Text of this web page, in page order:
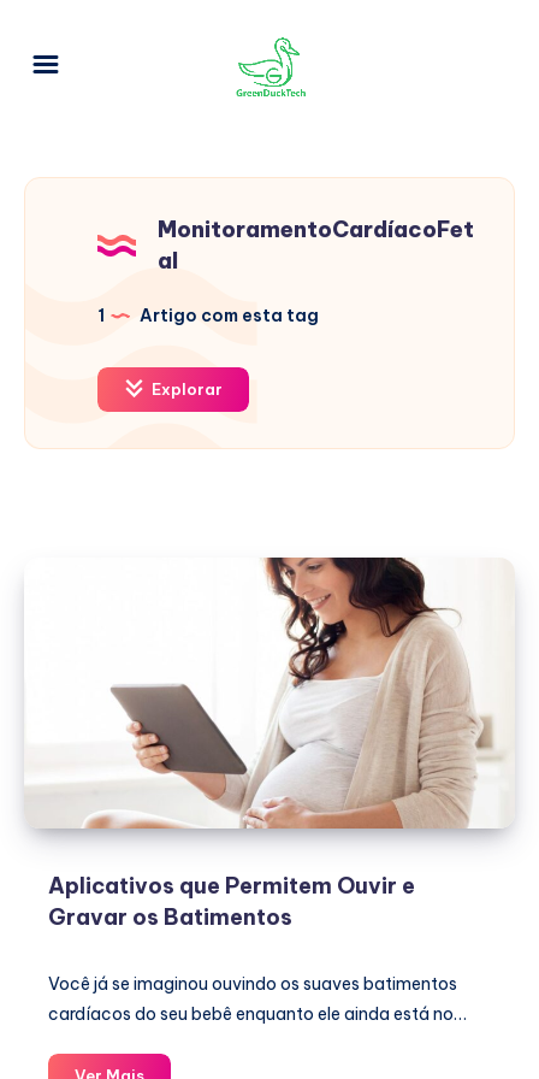
MonitoramentoCardíacoFet
al
1 Artigo com esta tag
Explorar
Aplicativos que Permitem Ouvir e
Gravar os Batimentos
Você já se imaginou ouvindo os suaves batimentos
cardíacos do seu bebê enquanto ele ainda está no…
Aplicativos